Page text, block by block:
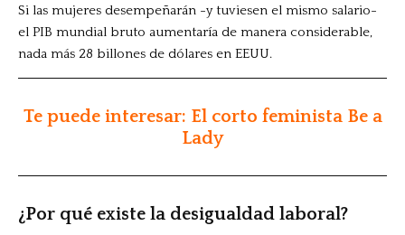
Si las mujeres desempeñarán -y tuviesen el mismo salario-
el PIB mundial bruto aumentaría de manera considerable,
nada más 28 billones de dólares en EEUU.
Te puede interesar: El corto feminista Be a
Lady
¿Por qué existe la desigualdad laboral?